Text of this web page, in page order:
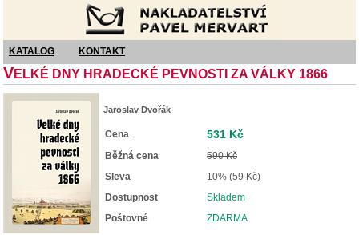
KATALOG KONTAKT
VELKÉ DNY HRADECKÉ PEVNOSTI ZA VÁLKY 1866
Jaroslav Dvořák
Cena 531 Kč
Běžná cena
590 Kč
Sleva
10% (59 Kč)
Dostupnost
Skladem
Poštovné
ZDARMA